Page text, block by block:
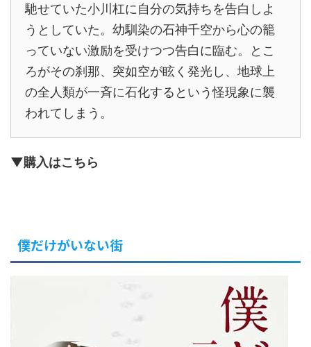
馳せていた小川杠に自分の気持ちを告白しよ
うとしていた。幼馴染の石神千空から心の籠
っていない激励を受けつつ告白に臨む。とこ
ろがその刹那、突如空が眩く発光し、地球上
の全人類が一斉に石化するという怪現象に襲
われてしまう。
▼購入はこちら
僕だけがいない街